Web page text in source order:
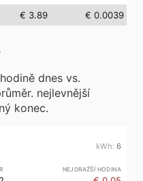
€ 3.89 € 0.0039
dnes vs.
nejlevnější
konec.
6